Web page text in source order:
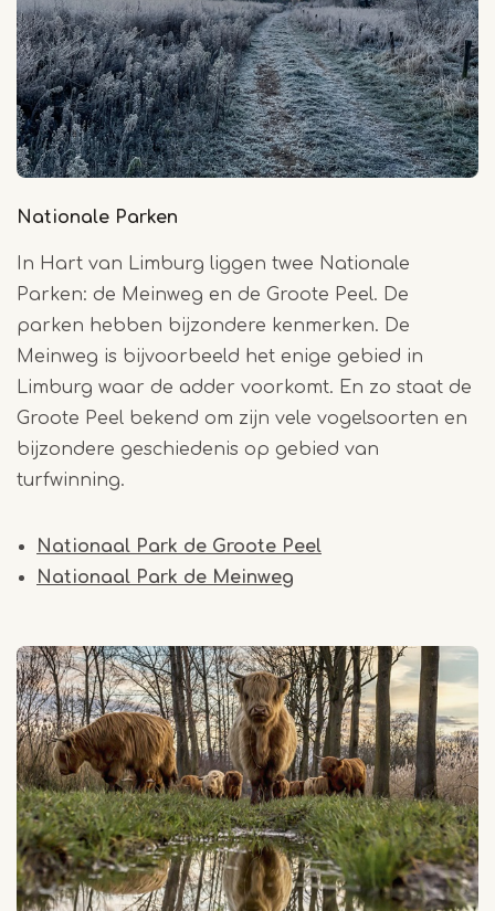
Nationale Parken
In Hart van Limburg liggen twee Nationale
Parken: de Meinweg en de Groote Peel. De
parken hebben bijzondere kenmerken. De
Meinweg is bijvoorbeeld het enige gebied in
Limburg waar de adder voorkomt. En zo staat de
Groote Peel bekend om zijn vele vogelsoorten en
bijzondere geschiedenis op gebied van
turfwinning.
Nationaal Park de Groote Peel
Nationaal Park de Meinweg